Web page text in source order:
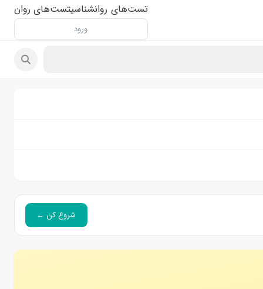
تست‌های روانشناسیتست‌های روان
ورود
شروع کن ←